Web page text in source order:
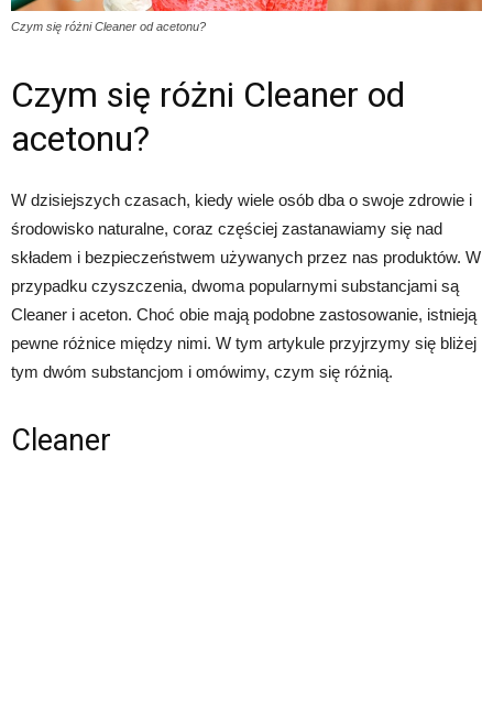
Czym się różni Cleaner od acetonu?
Czym się różni Cleaner od
acetonu?
W dzisiejszych czasach, kiedy wiele osób dba o swoje zdrowie i
środowisko naturalne, coraz częściej zastanawiamy się nad
składem i bezpieczeństwem używanych przez nas produktów. W
przypadku czyszczenia, dwoma popularnymi substancjami są
Cleaner i aceton. Choć obie mają podobne zastosowanie, istnieją
pewne różnice między nimi. W tym artykule przyjrzymy się bliżej
tym dwóm substancjom i omówimy, czym się różnią.
Cleaner